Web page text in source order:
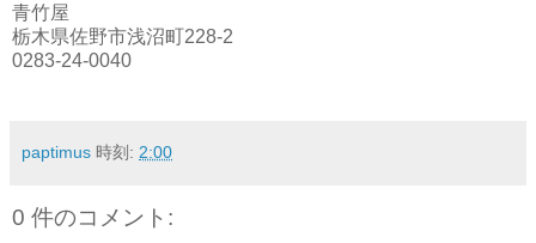
青竹屋
栃木県佐野市浅沼町228-2
0283-24-0040
paptimus 時刻: 2:00
0 件のコメント: